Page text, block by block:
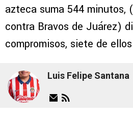
azteca suma 544 minutos,
contra Bravos de Juárez)
compromisos, siete de
Luis Felipe Santana